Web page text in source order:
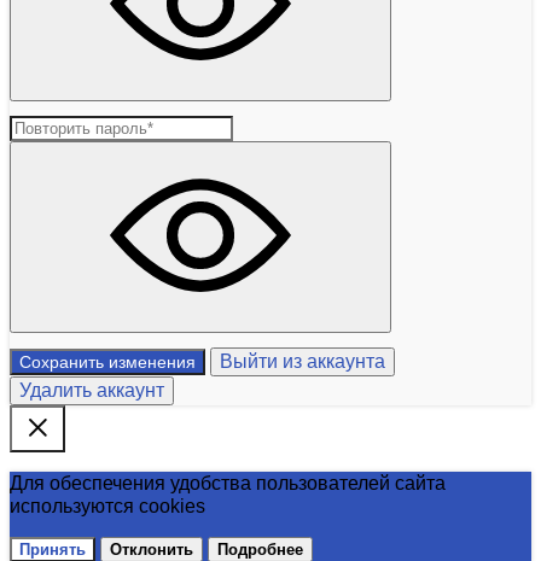
Сохранить изменения
Выйти из аккаунта
Удалить аккаунт
Для обеспечения удобства пользователей сайта
используются cookies
Принять Отклонить Подробнее